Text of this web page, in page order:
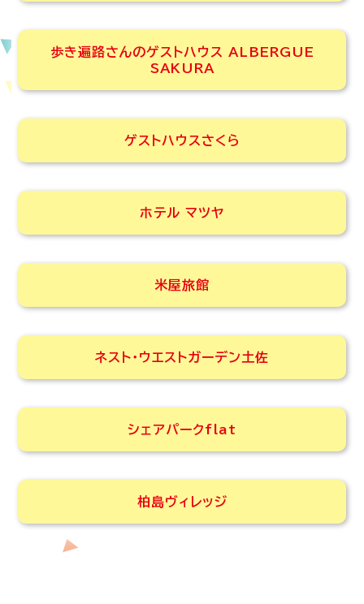
歩き遍路さんのゲストハウス ALBERGUE
SAKURA
ゲストハウスさくら
ホテル マツヤ
米屋旅館
ネスト・ウエストガーデン土佐
シェアパークflat
柏島ヴィレッジ